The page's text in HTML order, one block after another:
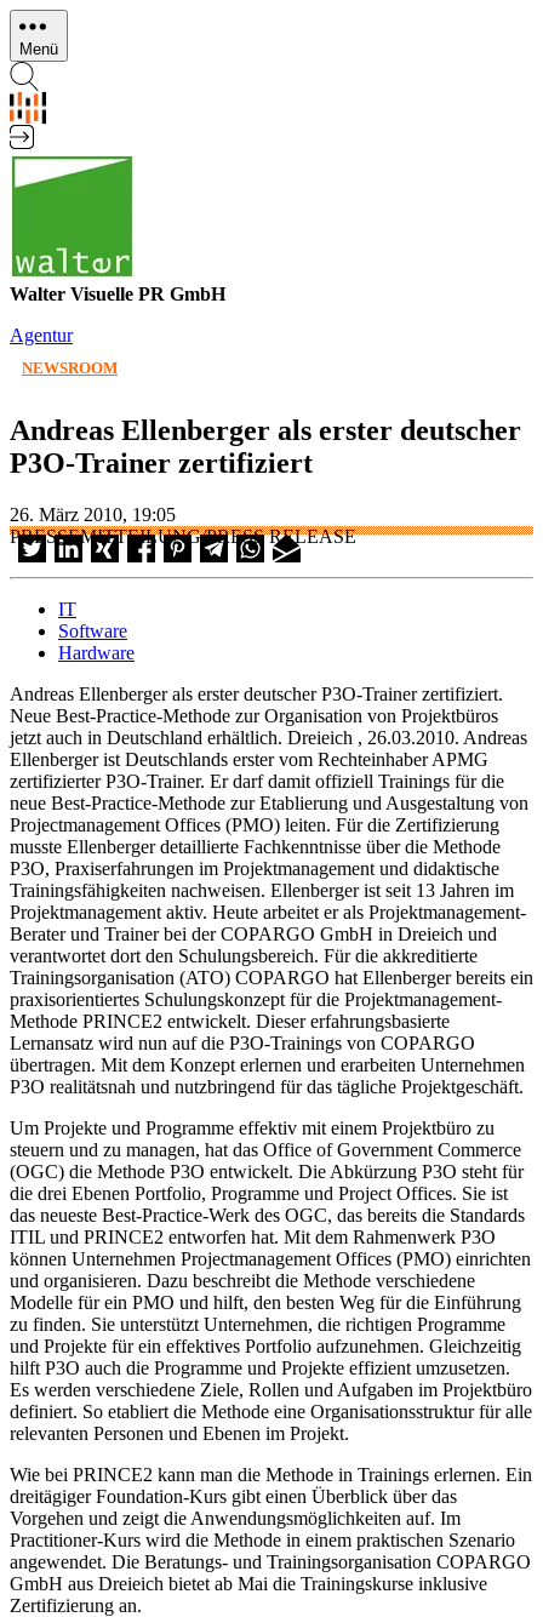
Direkt
zum
Inhalt
Menü
Walter Visuelle PR GmbH
Agentur
NEWSROOM
Andreas Ellenberger als erster deutscher
P3O-Trainer zertifiziert
26. März 2010, 19:05
PRESSEMITTEILUNG/PRESS RELEASE
IT
Software
Hardware
Andreas Ellenberger als erster deutscher P3O-Trainer zertifiziert.
Neue Best-Practice-Methode zur Organisation von Projektbüros
jetzt auch in Deutschland erhältlich. Dreieich , 26.03.2010. Andreas
Ellenberger ist Deutschlands erster vom Rechteinhaber APMG
zertifizierter P3O-Trainer. Er darf damit offiziell Trainings für die
neue Best-Practice-Methode zur Etablierung und Ausgestaltung von
Projectmanagement Offices (PMO) leiten. Für die Zertifizierung
musste Ellenberger detaillierte Fachkenntnisse über die Methode
P3O, Praxiserfahrungen im Projektmanagement und didaktische
Trainingsfähigkeiten nachweisen. Ellenberger ist seit 13 Jahren im
Projektmanagement aktiv. Heute arbeitet er als Projektmanagement-
Berater und Trainer bei der COPARGO GmbH in Dreieich und
verantwortet dort den Schulungsbereich. Für die akkreditierte
Trainingsorganisation (ATO) COPARGO hat Ellenberger bereits ein
praxisorientiertes Schulungskonzept für die Projektmanagement-
Methode PRINCE2 entwickelt. Dieser erfahrungsbasierte
Lernansatz wird nun auf die P3O-Trainings von COPARGO
übertragen. Mit dem Konzept erlernen und erarbeiten Unternehmen
P3O realitätsnah und nutzbringend für das tägliche Projektgeschäft.
Um Projekte und Programme effektiv mit einem Projektbüro zu
steuern und zu managen, hat das Office of Government Commerce
(OGC) die Methode P3O entwickelt. Die Abkürzung P3O steht für
die drei Ebenen Portfolio, Programme und Project Offices. Sie ist
das neueste Best-Practice-Werk des OGC, das bereits die Standards
ITIL und PRINCE2 entworfen hat. Mit dem Rahmenwerk P3O
können Unternehmen Projectmanagement Offices (PMO) einrichten
und organisieren. Dazu beschreibt die Methode verschiedene
Modelle für ein PMO und hilft, den besten Weg für die Einführung
zu finden. Sie unterstützt Unternehmen, die richtigen Programme
und Projekte für ein effektives Portfolio aufzunehmen. Gleichzeitig
hilft P3O auch die Programme und Projekte effizient umzusetzen.
Es werden verschiedene Ziele, Rollen und Aufgaben im Projektbüro
definiert. So etabliert die Methode eine Organisationsstruktur für alle
relevanten Personen und Ebenen im Projekt.
Wie bei PRINCE2 kann man die Methode in Trainings erlernen. Ein
dreitägiger Foundation-Kurs gibt einen Überblick über das
Vorgehen und zeigt die Anwendungsmöglichkeiten auf. Im
Practitioner-Kurs wird die Methode in einem praktischen Szenario
angewendet. Die Beratungs- und Trainingsorganisation COPARGO
GmbH aus Dreieich bietet ab Mai die Trainingskurse inklusive
Zertifizierung an.